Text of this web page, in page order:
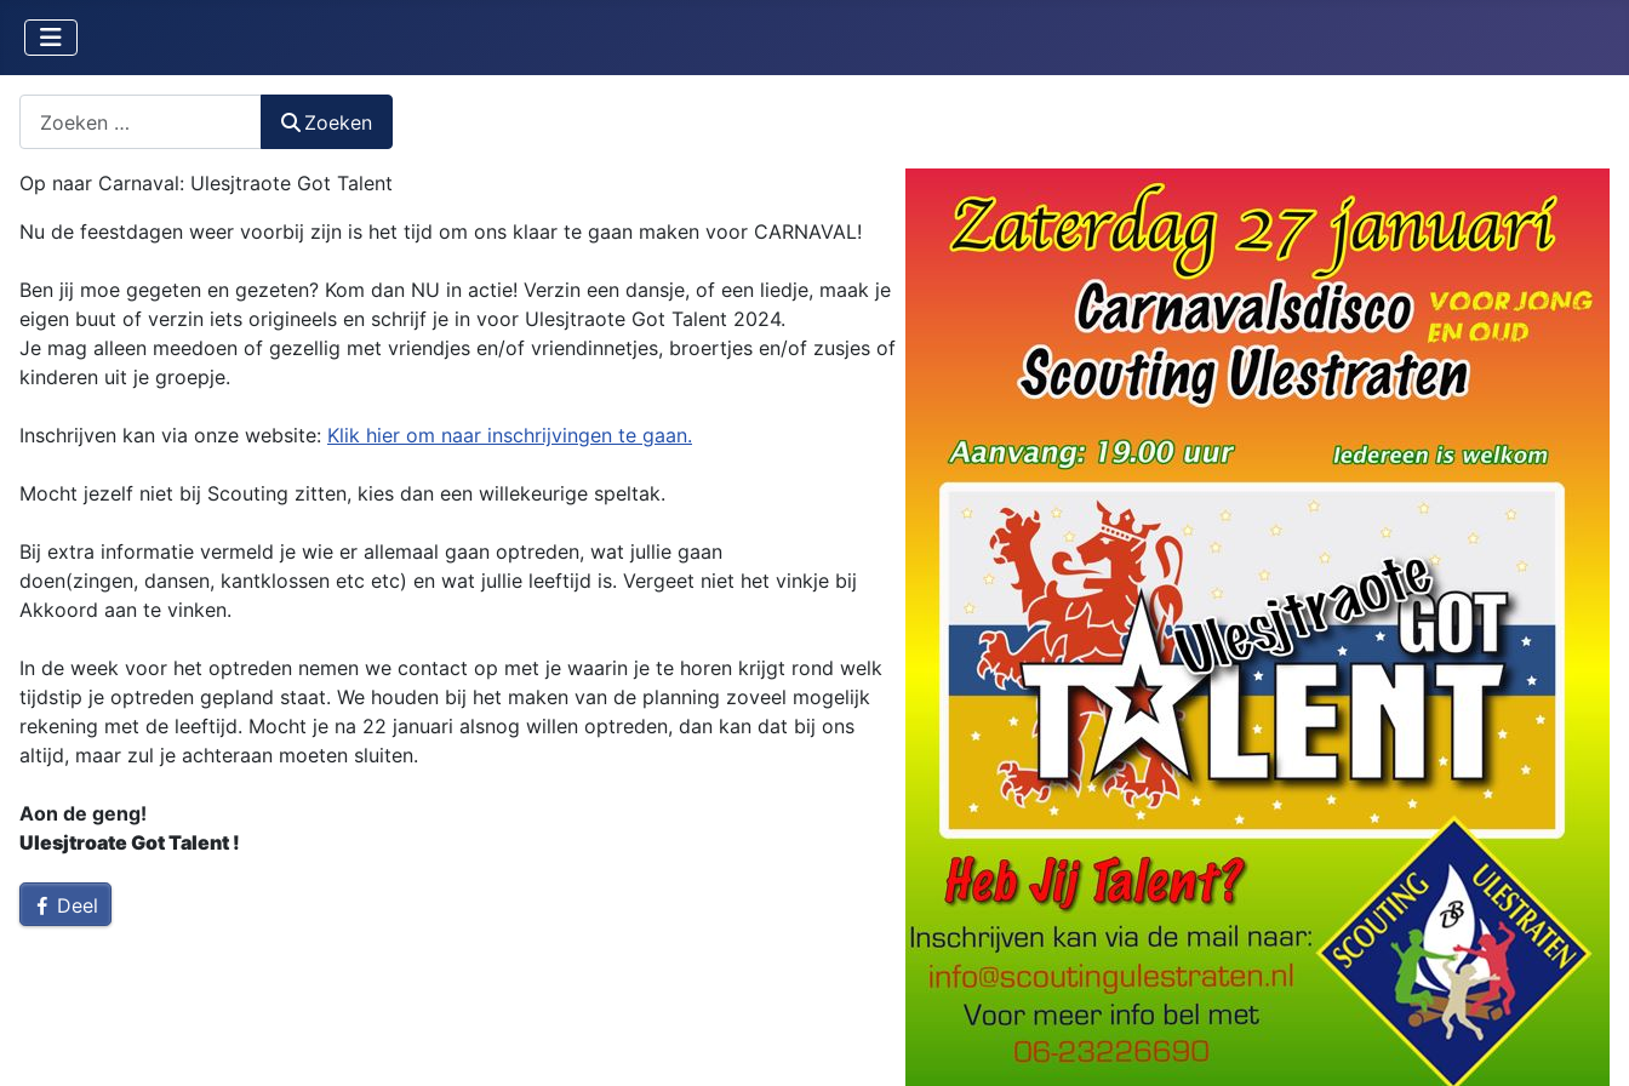
Zoeken
Op naar Carnaval: Ulesjtraote Got Talent
Nu de feestdagen weer voorbij zijn is het tijd om ons klaar te gaan maken voor CARNAVAL!
Ben jij moe gegeten en gezeten? Kom dan NU in actie! Verzin een dansje, of een liedje, maak je
eigen buut of verzin iets origineels en schrijf je in voor Ulesjtraote Got Talent 2024.
Je mag alleen meedoen of gezellig met vriendjes en/of vriendinnetjes, broertjes en/of zusjes of
kinderen uit je groepje.
Inschrijven kan via onze website: Klik hier om naar inschrijvingen te gaan.
Mocht jezelf niet bij Scouting zitten, kies dan een willekeurige speltak.
Bij extra informatie vermeld je wie er allemaal gaan optreden, wat jullie gaan
doen(zingen, dansen, kantklossen etc etc) en wat jullie leeftijd is. Vergeet niet het vinkje bij
Akkoord aan te vinken.
In de week voor het optreden nemen we contact op met je waarin je te horen krijgt rond welk
tijdstip je optreden gepland staat. We houden bij het maken van de planning zoveel mogelijk
rekening met de leeftijd. Mocht je na 22 januari alsnog willen optreden, dan kan dat bij ons
altijd, maar zul je achteraan moeten sluiten.
Aon de geng!
Ulesjtroate Got Talent !
Deel